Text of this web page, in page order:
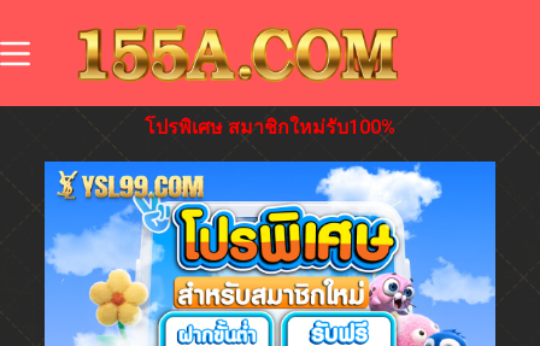
โปรพิเศษ สมาชิกใหม่รับ100%